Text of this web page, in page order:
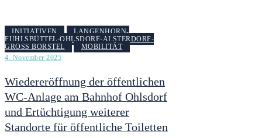
INITIATIVEN
LANGENHORN-
FUHLSBÜTTEL-OHLSDORF-ALSTERDORF-
GROSS BORSTEL
MOBILITÄT
4. November 2025
Wiedereröffnung der öffentlichen
WC-Anlage am Bahnhof Ohlsdorf
und Ertüchtigung weiterer
Standorte für öffentliche Toiletten